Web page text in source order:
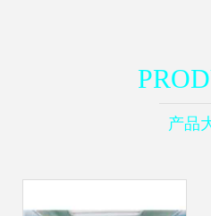
产品